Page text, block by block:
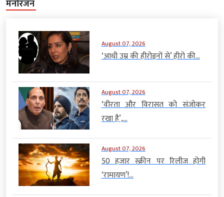
मनोरंजन
August 07, 2026
‘आधी उम्र की हीरोइनों से’ हीरो की...
August 07, 2026
‘वीरता और विरासत को संजोकर
रखा है’,...
August 07, 2026
50 हजार स्क्रीन पर रिलीज होगी
‘रामायण’!...